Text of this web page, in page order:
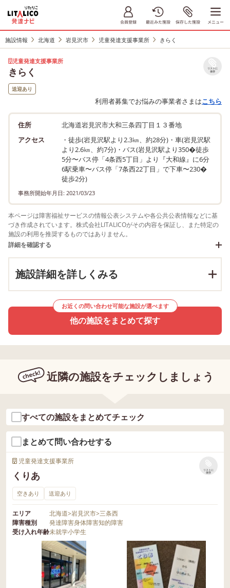
施設情報 北海道 岩見沢市 児童発達支援事業所 きらく
児童発達支援事業所
きらく リストに
保存
送迎あり
利用者募集でお悩みの事業者さまはこちら
住所
北海道岩見沢市大和三条四丁目１３番地
アクセス
・徒歩(岩見沢駅より2.3㎞、約28分)・車(岩見沢駅
より2.6㎞、約7分)・バス(岩見沢駅より350�徒歩
5分〜バス停「4条西5丁目」より『大和線』に6分
6駅乗車〜バス停「7条西22丁目」で下車〜230�
徒歩2分)
事務所開始年月日: 2021/03/23
本ページは障害福祉サービスの情報公表システムや各公共公表情報などに基
づき作成されています。株式会社LITALICOがその内容を保証し、また特定の
施設の利用を推奨するものではありません。
詳細を確認する
施設詳細を詳しくみる
お近くの問い合わせ可能な施設が選べます
他の施設をまとめて探す
近隣の施設をチェックしましょう
すべての施設をまとめてチェック
まとめて問い合わせする
児童発達支援事業所
くりあ
リストに
保存
空きあり 送迎あり
エリア 北海道>岩見沢市>三条西
障害種別
発達障害身体障害知的障害
受け入れ年齢未就学小学生